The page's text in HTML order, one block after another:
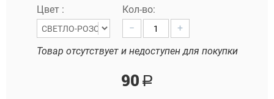
Цвет :
Кол-во:
−
+
Товар отсутствует и недоступен для покупки
90 Р